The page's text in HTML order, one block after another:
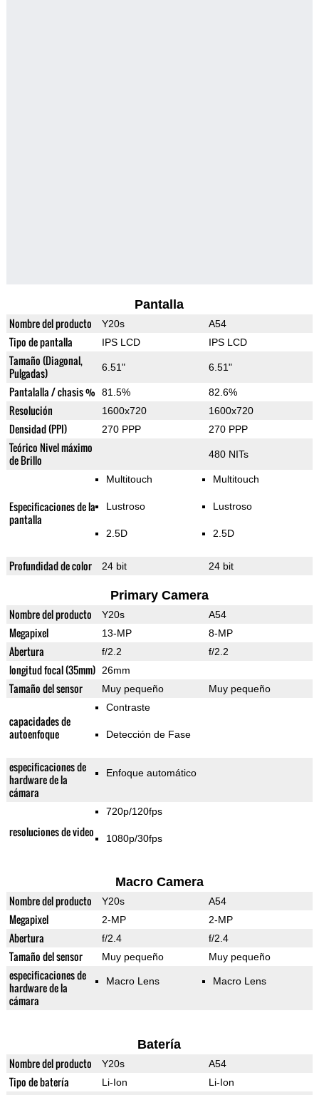
Pantalla
Nombre del producto Y20s A54
Tipo de pantalla IPS LCD IPS LCD
Tamaño (Diagonal,
Pulgadas)
6.51" 6.51"
Pantalalla / chasis % 81.5% 82.6%
Resolución 1600x720 1600x720
Densidad (PPI) 270 PPP 270 PPP
Teórico Nivel máximo
de Brillo
480 NITs
Especificaciones de la
pantalla
Multitouch
Lustroso
2.5D
Multitouch
Lustroso
2.5D
Profundidad de color 24 bit 24 bit
Primary Camera
Nombre del producto Y20s A54
Megapixel 13-MP 8-MP
Abertura f/2.2 f/2.2
longitud focal (35mm) 26mm
Tamaño del sensor Muy pequeño Muy pequeño
capacidades de
autoenfoque
Contraste
Detección de Fase
especificaciones de
hardware de la
cámara
Enfoque automático
resoluciones de video
720p/120fps
1080p/30fps
Macro Camera
Nombre del producto Y20s A54
Megapixel 2-MP 2-MP
Abertura f/2.4 f/2.4
Tamaño del sensor Muy pequeño Muy pequeño
especificaciones de
hardware de la
cámara
Macro Lens Macro Lens
Batería
Nombre del producto Y20s A54
Tipo de batería Li-Ion Li-Ion